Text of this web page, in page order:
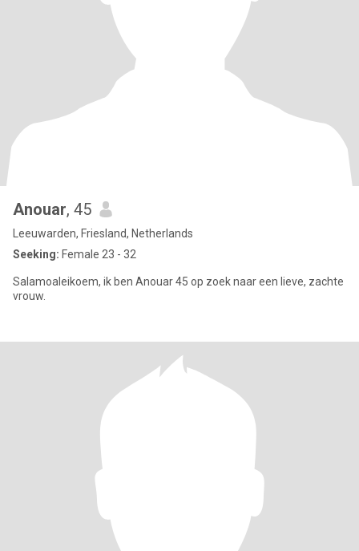
Anouar, 45
Leeuwarden, Friesland, Netherlands
Seeking: Female 23 - 32
Salamoaleikoem, ik ben Anouar 45 op zoek naar een lieve, zachte
vrouw.